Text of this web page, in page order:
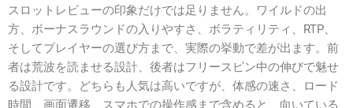
スロットレビューの印象だけでは足りません。ワイルドの出
方、ボーナスラウンドの入りやすさ、ボラティリティ、RTP、
そしてプレイヤーの選び方まで、実際の挙動で差が出ます。前
者は荒波を読ませる設計、後者はフリースピン中の伸びで魅せ
る設計です。どちらも人気は高いですが、体感の速さ、ロード
時間、画面遷移、スマホでの操作感まで含めると、向いている